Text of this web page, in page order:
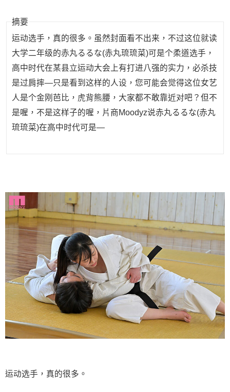
摘要
运动选手，真的很多。虽然封面看不出来，不过这位就读
大学二年级的赤丸るるな(赤丸琉琉菜)可是个柔道选手，
高中时代在某县立运动大会上有打进八强的实力，必杀技
是过肩摔—只是看到这样的人设，您可能会觉得这位女艺
人是个金刚芭比，虎背熊腰，大家都不敢靠近对吧？但不
是喔，不是这样子的喔，片商Moodyz说赤丸るるな(赤丸
琉琉菜)在高中时代可是—
运动选手，真的很多。